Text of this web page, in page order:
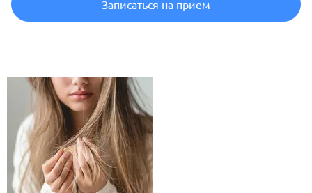
Записаться на прием